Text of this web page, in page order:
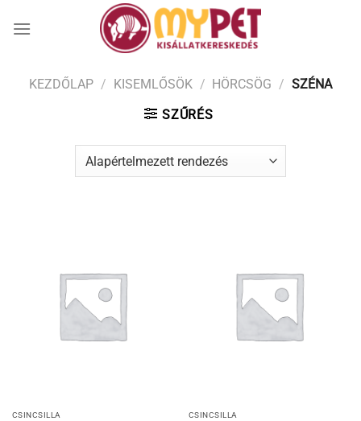
KEZDŐLAP / KISEMLŐSÖK / HÖRCSÖG / SZÉNA
SZŰRÉS
CSINCSILLA CSINCSILLA